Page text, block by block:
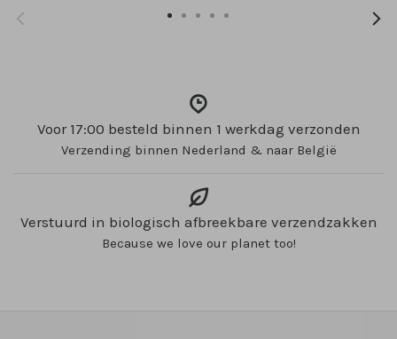
Voor 17:00 besteld binnen 1 werkdag verzonden
Verzending binnen Nederland & naar België
Verstuurd in biologisch afbreekbare verzendzakken
Because we love our planet too!